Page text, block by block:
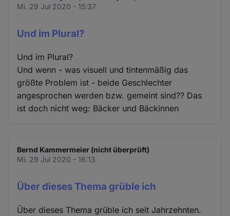
Mi. 29 Jul 2020 - 15:37
Und im Plural?
Und im Plural?
Und wenn - was visuell und tintenmäßig das
größte Problem ist - beide Geschlechter
angesprochen werden bzw. gemeint sind?? Das
ist doch nicht weg: Bäcker und Bäckinnen
Bernd Kammermeier (nicht überprüft)
Mi. 29 Jul 2020 - 16:13
Über dieses Thema grüble ich
Über dieses Thema grüble ich seit Jahrzehnten.